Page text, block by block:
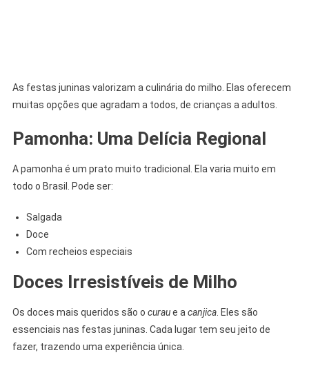
As festas juninas valorizam a culinária do milho. Elas oferecem
muitas opções que agradam a todos, de crianças a adultos.
Pamonha: Uma Delícia Regional
A pamonha é um prato muito tradicional. Ela varia muito em
todo o Brasil. Pode ser:
Salgada
Doce
Com recheios especiais
Doces Irresistíveis de Milho
Os doces mais queridos são o curaue a canjica. Eles são
essenciais nas festas juninas. Cada lugar tem seu jeito de
fazer, trazendo uma experiência única.